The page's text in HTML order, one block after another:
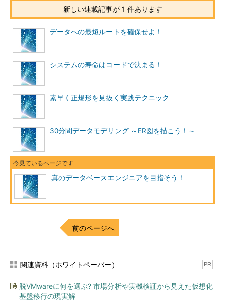
スの実装方式を一致させることは設計において非常に効率が良
レーショナル型の表記に使われるER図は、リレーショナル・
データベースの実装にマッピングしやすく（エンティティ→テ
ェイズで一貫してER図を使うことによって見通しの良いモデ
リングを行うことができます。
与件としてデータベースの実装方式がリレーショナル・デー
タベースであることが分かっているならば、あえて論理データ
モデルのタイプに「階層型」や「ネットワーク型」を採用する
ことはないといえます。
物理データモデル
物理データモデルでは、利用する実装環境（ハードウェアも含
む）の特性を考慮して論理データモデルを物理データモデルへ変
換します。ここで初めて、ソフトウェアとしてのデータベースの
話が出てきます。多くの場合、リレーショナル・データベースが
採用され、Oracle、DB2、SQL Serverなどの具体的なRDBMSへ
つまり、物理データモデルは個々のデータベース製品の機能に
ータモデル：論理データモデル＝1：1」ですが、「論理データモ
デル：物理データモデル＝1：N（実装するデータベース製品の種
新しい連載記事が 1 件あります
データへの最短ルートを確保せよ！
システムの寿命はコードで決まる！
素早く正規形を見抜く実践テクニック
30分間データモデリング ～ER図を描こう！～
真のデータベースエンジニアを目指そう！
前のページへ
関連資料（ホワイトペーパー） PR
脱VMwareに何を選ぶ? 市場分析や実機検証から見えた仮想化
基盤移行の現実解